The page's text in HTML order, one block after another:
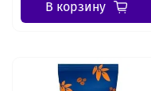
В корзину